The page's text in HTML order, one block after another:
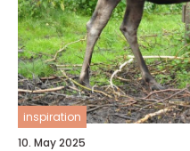
inspiration
10. May 2025